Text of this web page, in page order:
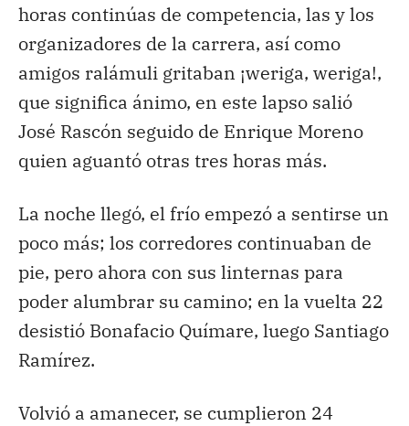
horas continúas de competencia, las y los
organizadores de la carrera, así como
amigos ralámuli gritaban ¡weriga, weriga!,
que significa ánimo, en este lapso salió
José Rascón seguido de Enrique Moreno
quien aguantó otras tres horas más.
La noche llegó, el frío empezó a sentirse un
poco más; los corredores continuaban de
pie, pero ahora con sus linternas para
poder alumbrar su camino; en la vuelta 22
desistió Bonafacio Químare, luego Santiago
Ramírez.
Volvió a amanecer, se cumplieron 24